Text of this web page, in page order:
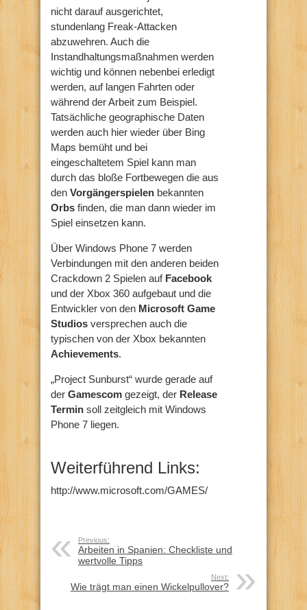
nicht darauf ausgerichtet,
stundenlang Freak-Attacken
abzuwehren. Auch die
Instandhaltungsmaßnahmen werden
wichtig und können nebenbei erledigt
werden, auf langen Fahrten oder
während der Arbeit zum Beispiel.
Tatsächliche geographische Daten
werden auch hier wieder über Bing
Maps bemüht und bei
eingeschaltetem Spiel kann man
durch das bloße Fortbewegen die aus
den Vorgängerspielen bekannten
Orbs finden, die man dann wieder im
Spiel einsetzen kann.
Über Windows Phone 7 werden
Verbindungen mit den anderen beiden
Crackdown 2 Spielen auf Facebook
und der Xbox 360 aufgebaut und die
Entwickler von den Microsoft Game
Studios versprechen auch die
typischen von der Xbox bekannten
Achievements.
„Project Sunburst“ wurde gerade auf
der Gamescom gezeigt, der Release
Termin soll zeitgleich mit Windows
Phone 7 liegen.
Weiterführend Links:
http://www.microsoft.com/GAMES/
Previous:
Arbeiten in Spanien: Checkliste und
wertvolle Tipps
Next:
Wie trägt man einen Wickelpullover?